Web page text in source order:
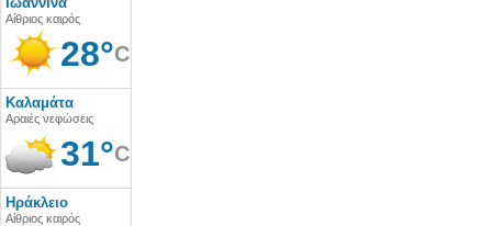
Αίθριος καιρός
28°C
Καλαμάτα
Αραιές νεφώσεις
31°C
Ηράκλειο
Αίθριος καιρός